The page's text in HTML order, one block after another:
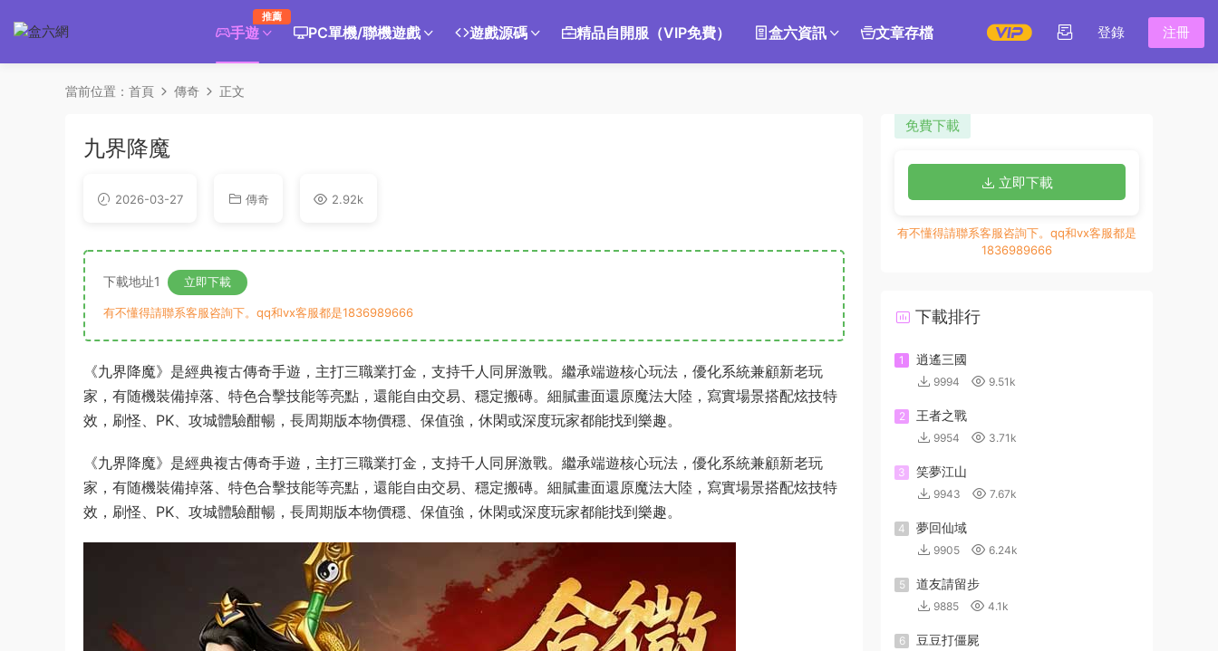
手遊
推薦
PC單機/聯機遊戲 遊戲源碼 精品自開服（VIP免費） 盒六資訊 文章存檔 登錄 注冊
當前位置： 首頁 傳奇 正文
九界降魔
2026-03-27 傳奇 2.92k
下載地址1 立即下載
有不懂得請聯系客服咨詢下。qq和vx客服都是1836989666
《九界降魔》是經典複古傳奇手遊，主打三職業打金，支持千人同屏激戰。繼承端遊核心玩法，優化系統兼顧新老玩
家，有随機裝備掉落、特色合擊技能等亮點，還能自由交易、穩定搬磚。細膩畫面還原魔法大陸，寫實場景搭配炫技特
效，刷怪、PK、攻城體驗酣暢，長周期版本物價穩、保值強，休閑或深度玩家都能找到樂趣。
《九界降魔》是經典複古傳奇手遊，主打三職業打金，支持千人同屏激戰。繼承端遊核心玩法，優化系統兼顧新老玩
家，有随機裝備掉落、特色合擊技能等亮點，還能自由交易、穩定搬磚。細膩畫面還原魔法大陸，寫實場景搭配炫技特
效，刷怪、PK、攻城體驗酣暢，長周期版本物價穩、保值強，休閑或深度玩家都能找到樂趣。
免費下載
立即下載
有不懂得請聯系客服咨詢下。qq和vx客服都是
1836989666
下載排行
1 逍遙三國
9994 9.51k
2 王者之戰
9954 3.71k
3 笑夢江山
9943 7.67k
4 夢回仙域
9905 6.24k
5 道友請留步
9885 4.1k
6 豆豆打僵屍